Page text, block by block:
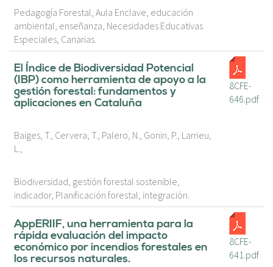
Pedagogía Forestal, Aula Enclave, educación
ambiental, enseñanza, Necesidades Educativas
Especiales, Canarias.
El Índice de Biodiversidad Potencial
(IBP) como herramienta de apoyo a la
gestión forestal: fundamentos y
aplicaciones en Cataluña
Baiges, T., Cervera, T., Palero, N., Gonin, P., Larrieu,
L.,
Biodiversidad, gestión forestal sostenible,
indicador, Planificación forestal, integración.
8CFE-
646.pdf
AppERIIF, una herramienta para la
rápida evaluación del impacto
económico por incendios forestales en
los recursos naturales.
8CFE-
641.pdf